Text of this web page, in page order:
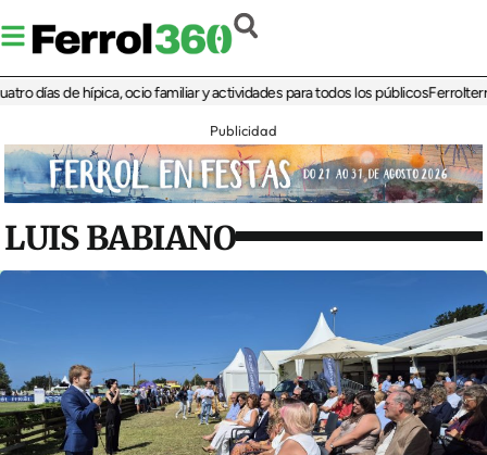
de hípica, ocio familiar y actividades para todos los públicosFerrolterra
Publicidad
LUIS BABIANO